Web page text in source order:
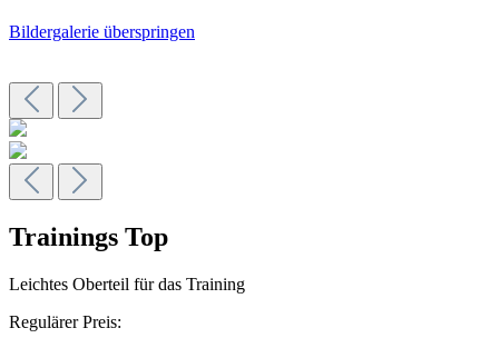
Bildergalerie überspringen
Trainings Top
Leichtes Oberteil für das Training
Regulärer Preis: